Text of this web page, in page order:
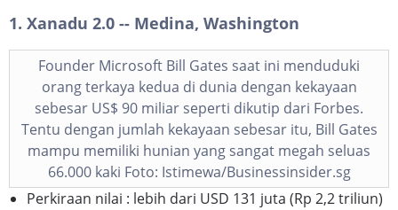
1. Xanadu 2.0 -- Medina, Washington
Founder Microsoft Bill Gates saat ini menduduki
orang terkaya kedua di dunia dengan kekayaan
sebesar US$ 90 miliar seperti dikutip dari Forbes.
Tentu dengan jumlah kekayaan sebesar itu, Bill Gates
mampu memiliki hunian yang sangat megah seluas
66.000 kaki Foto: Istimewa/Businessinsider.sg
Perkiraan nilai : lebih dari USD 131 juta (Rp 2,2 triliun)